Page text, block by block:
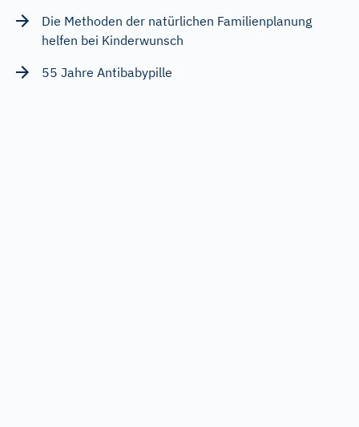
Die Methoden der natürlichen Familienplanung
helfen bei Kinderwunsch
55 Jahre Antibabypille